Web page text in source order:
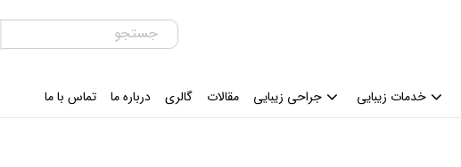
خدمات زیبایی جراحی زیبایی مقالات گالری درباره ما تماس با ما